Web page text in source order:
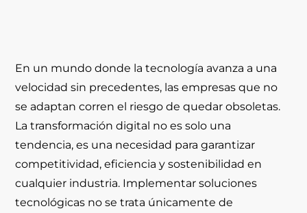
En un mundo donde la tecnología avanza a una
velocidad sin precedentes, las empresas que no
se adaptan corren el riesgo de quedar obsoletas.
La transformación digital no es solo una
tendencia, es una necesidad para garantizar
competitividad, eficiencia y sostenibilidad en
cualquier industria. Implementar soluciones
tecnológicas no se trata únicamente de